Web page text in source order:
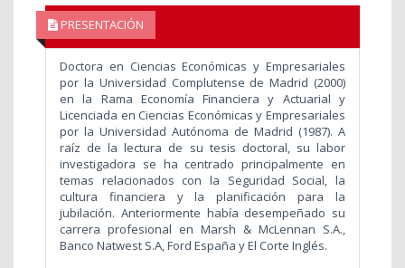
PRESENTACIÓN
Doctora en Ciencias Económicas y Empresariales
por la Universidad Complutense de Madrid (2000)
en la Rama Economía Financiera y Actuarial y
Licenciada en Ciencias Económicas y Empresariales
por la Universidad Autónoma de Madrid (1987). A
raíz de la lectura de su tesis doctoral, su labor
investigadora se ha centrado principalmente en
temas relacionados con la Seguridad Social, la
cultura financiera y la planificación para la
jubilación. Anteriormente había desempeñado su
carrera profesional en Marsh & McLennan S.A.,
Banco Natwest S.A, Ford España y El Corte Inglés.